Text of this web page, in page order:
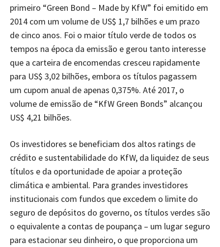
primeiro “Green Bond – Made by KfW” foi emitido em
2014 com um volume de US$ 1,7 bilhões e um prazo
de cinco anos. Foi o maior título verde de todos os
tempos na época da emissão e gerou tanto interesse
que a carteira de encomendas cresceu rapidamente
para US$ 3,02 bilhões, embora os títulos pagassem
um cupom anual de apenas 0,375%. Até 2017, o
volume de emissão de “KfW Green Bonds” alcançou
US$ 4,21 bilhões.
Os investidores se beneficiam dos altos ratings de
crédito e sustentabilidade do KfW, da liquidez de seus
títulos e da oportunidade de apoiar a proteção
climática e ambiental. Para grandes investidores
institucionais com fundos que excedem o limite do
seguro de depósitos do governo, os títulos verdes são
o equivalente a contas de poupança – um lugar seguro
para estacionar seu dinheiro, o que proporciona um